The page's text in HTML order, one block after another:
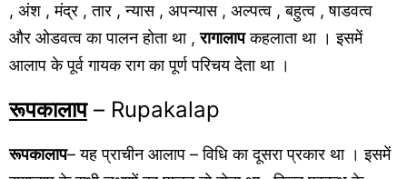
, अंश , मंद्र , तार , न्यास , अपन्यास , अल्पत्व , बहुत्व , षाडवत्व
और ओडवत्व का पालन होता था ,रागालापकहलाता था । इसमें
आलाप के पूर्व गायक राग का पूर्ण परिचय देता था ।
रूपकालाप– Rupakalap
रूपकालाप– यह प्राचीन आलाप – विधि का दूसरा प्रकार था । इसमें